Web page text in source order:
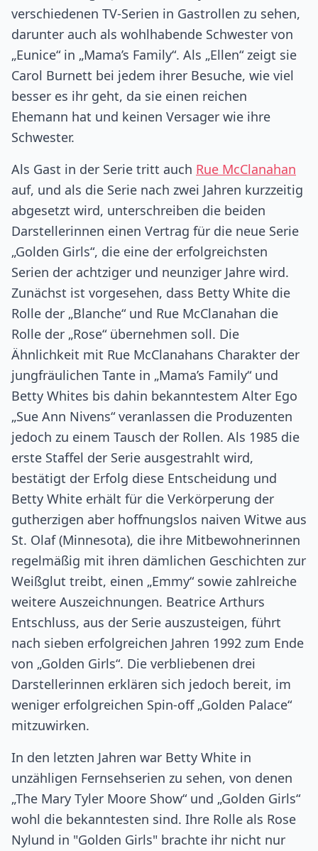
verschiedenen TV-Serien in Gastrollen zu sehen,
darunter auch als wohlhabende Schwester von
„Eunice“ in „Mama’s Family“. Als „Ellen“ zeigt sie
Carol Burnett bei jedem ihrer Besuche, wie viel
besser es ihr geht, da sie einen reichen
Ehemann hat und keinen Versager wie ihre
Schwester.
Als Gast in der Serie tritt auch Rue McClanahan
auf, und als die Serie nach zwei Jahren kurzzeitig
abgesetzt wird, unterschreiben die beiden
Darstellerinnen einen Vertrag für die neue Serie
„Golden Girls“, die eine der erfolgreichsten
Serien der achtziger und neunziger Jahre wird.
Zunächst ist vorgesehen, dass Betty White die
Rolle der „Blanche“ und Rue McClanahan die
Rolle der „Rose“ übernehmen soll. Die
Ähnlichkeit mit Rue McClanahans Charakter der
jungfräulichen Tante in „Mama’s Family“ und
Betty Whites bis dahin bekanntestem Alter Ego
„Sue Ann Nivens“ veranlassen die Produzenten
jedoch zu einem Tausch der Rollen. Als 1985 die
erste Staffel der Serie ausgestrahlt wird,
bestätigt der Erfolg diese Entscheidung und
Betty White erhält für die Verkörperung der
gutherzigen aber hoffnungslos naiven Witwe aus
St. Olaf (Minnesota), die ihre Mitbewohnerinnen
regelmäßig mit ihren dämlichen Geschichten zur
Weißglut treibt, einen „Emmy“ sowie zahlreiche
weitere Auszeichnungen. Beatrice Arthurs
Entschluss, aus der Serie auszusteigen, führt
nach sieben erfolgreichen Jahren 1992 zum Ende
von „Golden Girls“. Die verbliebenen drei
Darstellerinnen erklären sich jedoch bereit, im
weniger erfolgreichen Spin-off „Golden Palace“
mitzuwirken.
In den letzten Jahren war Betty White in
unzähligen Fernsehserien zu sehen, von denen
„The Mary Tyler Moore Show“ und „Golden Girls“
wohl die bekanntesten sind. Ihre Rolle als Rose
Nylund in "Golden Girls" brachte ihr nicht nur